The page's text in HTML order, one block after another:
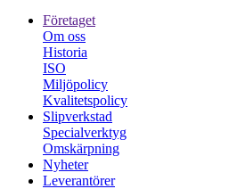
Företaget
Om oss
Historia
ISO
Miljöpolicy
Kvalitetspolicy
Slipverkstad
Specialverktyg
Omskärpning
Nyheter
Leverantörer